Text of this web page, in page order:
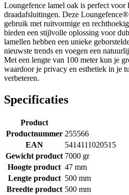
Loungefence lamel oak is perfect voor
draadafsluitingen. Deze
gebruik met ruitvormige en
bieden een stijlvolle oplossing voor
lamellen hebben een unieke
nieuwste trends en voegen een
Met een lengte van 100 meter kun je
waardoor je privacy en esthetiek in je
verbeteren.
Specificaties
Product
Productnummer 255566
EAN
5414111020515
Gewicht product 7000 gr
Hoogte product 47 mm
Lengte product 500 mm
Breedte product 500 mm